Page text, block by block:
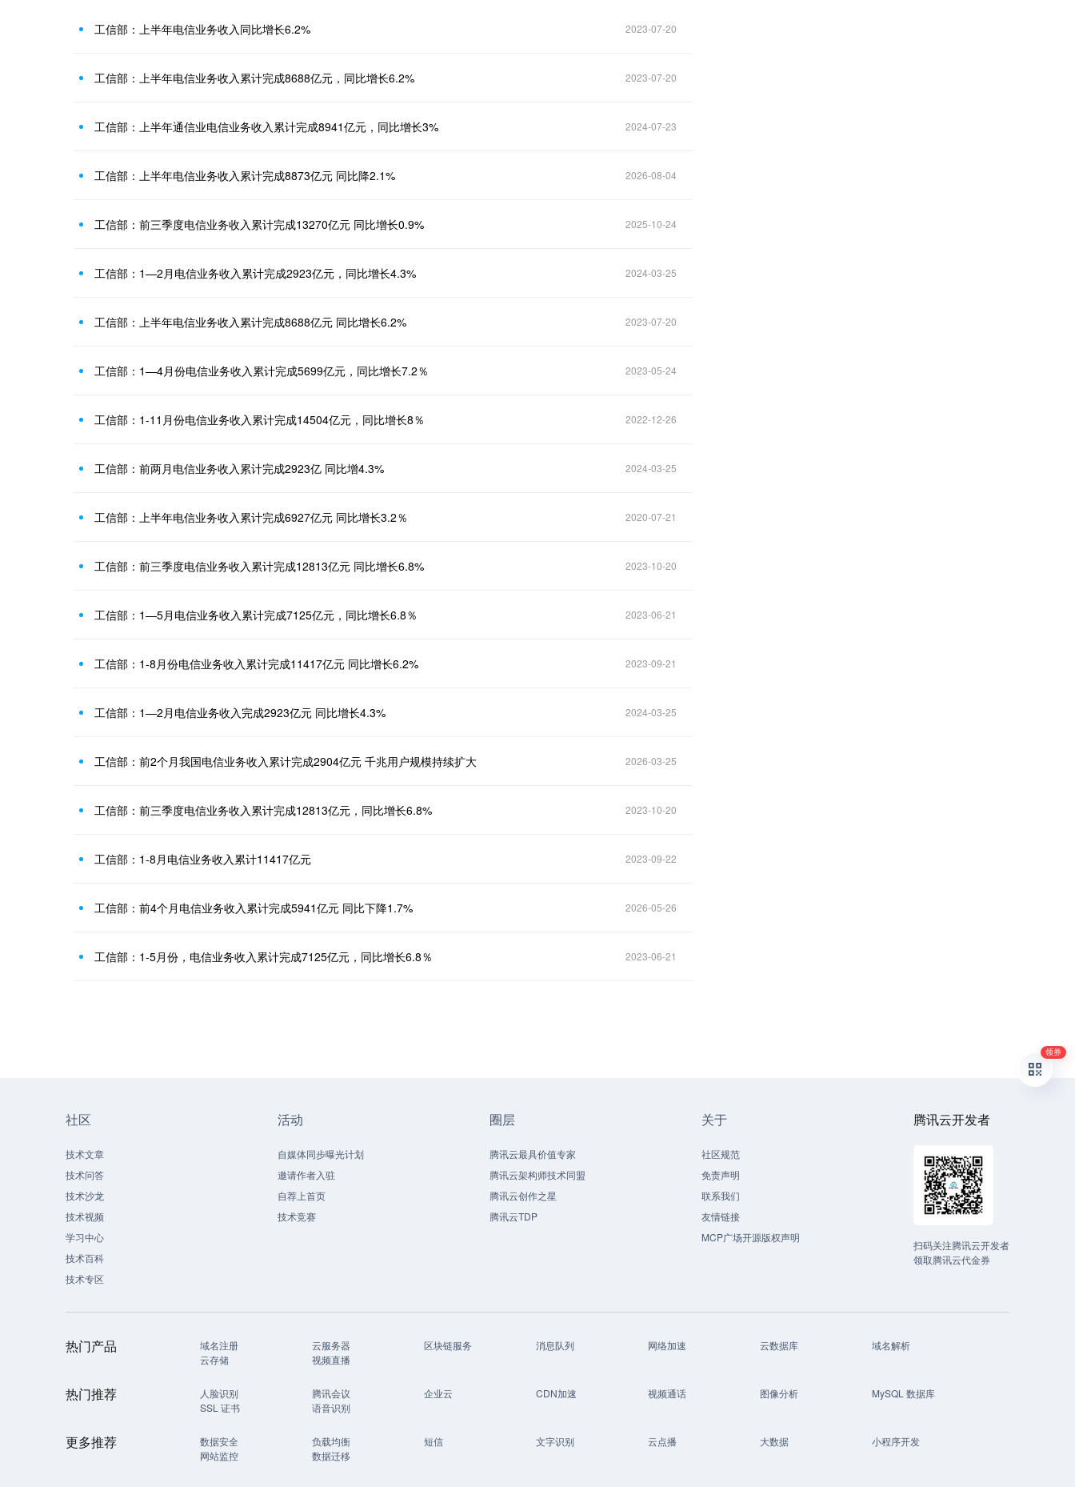
工信部：上半年电信业务收入同比增长6.2% 2023-07-20
工信部：上半年电信业务收入累计完成8688亿元，同比增长6.2% 2023-07-20
工信部：上半年通信业电信业务收入累计完成8941亿元，同比增长3% 2024-07-23
工信部：上半年电信业务收入累计完成8873亿元 同比降2.1% 2026-08-04
工信部：前三季度电信业务收入累计完成13270亿元 同比增长0.9% 2025-10-24
工信部：1—2月电信业务收入累计完成2923亿元，同比增长4.3% 2024-03-25
工信部：上半年电信业务收入累计完成8688亿元 同比增长6.2% 2023-07-20
工信部：1—4月份电信业务收入累计完成5699亿元，同比增长7.2％ 2023-05-24
工信部：1-11月份电信业务收入累计完成14504亿元，同比增长8％ 2022-12-26
工信部：前两月电信业务收入累计完成2923亿 同比增4.3% 2024-03-25
工信部：上半年电信业务收入累计完成6927亿元 同比增长3.2％ 2020-07-21
工信部：前三季度电信业务收入累计完成12813亿元 同比增长6.8% 2023-10-20
工信部：1—5月电信业务收入累计完成7125亿元，同比增长6.8％ 2023-06-21
工信部：1-8月份电信业务收入累计完成11417亿元 同比增长6.2% 2023-09-21
工信部：1—2月电信业务收入完成2923亿元 同比增长4.3% 2024-03-25
工信部：前2个月我国电信业务收入累计完成2904亿元 千兆用户规模持续扩大 2026-03-25
工信部：前三季度电信业务收入累计完成12813亿元，同比增长6.8% 2023-10-20
工信部：1-8月电信业务收入累计11417亿元 2023-09-22
工信部：前4个月电信业务收入累计完成5941亿元 同比下降1.7% 2026-05-26
工信部：1-5月份，电信业务收入累计完成7125亿元，同比增长6.8％ 2023-06-21
社区
技术文章
技术问答
技术沙龙
技术视频
学习中心
技术百科
技术专区
活动
自媒体同步曝光计划
邀请作者入驻
自荐上首页
技术竞赛
圈层
腾讯云最具价值专家
腾讯云架构师技术同盟
腾讯云创作之星
腾讯云TDP
关于
社区规范
免责声明
联系我们
友情链接
MCP广场开源版权声明
腾讯云开发者
扫码关注腾讯云开发者
领取腾讯云代金券
热门产品 域名注册 云服务器 区块链服务 消息队列 网络加速 云数据库
域名解析
云存储
视频直播
热门推荐 人脸识别 腾讯会议 企业云 CDN加速 视频通话 图像分析
MySQL 数据库
SSL 证书
语音识别
更多推荐 数据安全 负载均衡 短信 文字识别 云点播 大数据
小程序开发
网站监控
数据迁移
领券